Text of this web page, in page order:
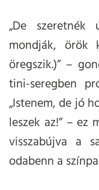
„De
mondják, örök
öregszik.)” –
tini-seregben
„Istenem, de jó
leszek az!” –
visszabújva a
odabenn a